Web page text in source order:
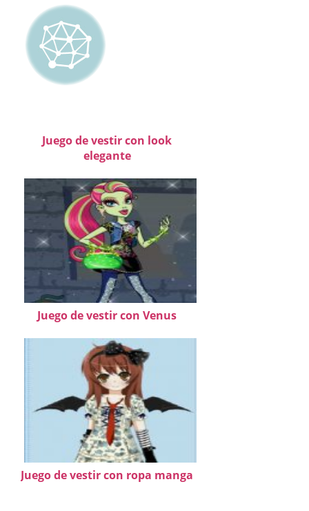
Juego de vestir con look
elegante
Juego de vestir con Venus
Juego de vestir con ropa manga